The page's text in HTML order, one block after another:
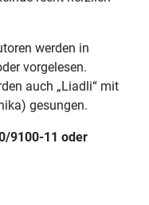
werden in
vorgelesen.
auch „Liadli“ mit
gesungen.
9100-11 oder